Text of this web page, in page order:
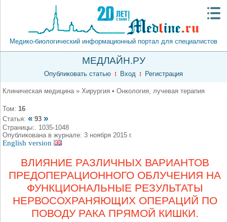
Медико-биологический информационный портал для специалистов
МЕДЛАЙН.РУ
Опубликовать статью Вход Регистрация
Клиническая медицина » Хирургия • Онкология, лучевая терапия
Том: 16
Статья: « 93 »
Страницы:. 1035-1048
Опубликована в журнале: 3 ноября 2015 г.
English version
ВЛИЯНИЕ РАЗЛИЧНЫХ ВАРИАНТОВ
ПРЕДОПЕРАЦИОННОГО ОБЛУЧЕНИЯ НА
ФУНКЦИОНАЛЬНЫЕ РЕЗУЛЬТАТЫ
НЕРВОСОХРАНЯЮЩИХ ОПЕРАЦИЙ ПО
ПОВОДУ РАКА ПРЯМОЙ КИШКИ.